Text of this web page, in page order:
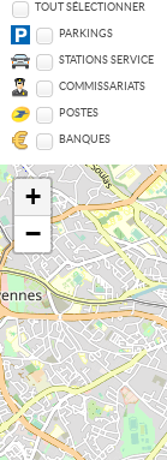
TOUT SÉLECTIONNER
PARKINGS
STATIONS SERVICE
COMMISSARIATS
POSTES
BANQUES
+
−